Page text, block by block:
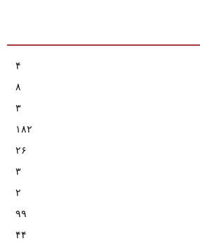
۴
۸
۳
۱۸۲
۲۶
۳
۲
۹۹
۴۴